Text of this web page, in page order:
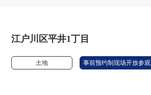
江户川区平井1丁目
土地 事前预约制现场开放参观